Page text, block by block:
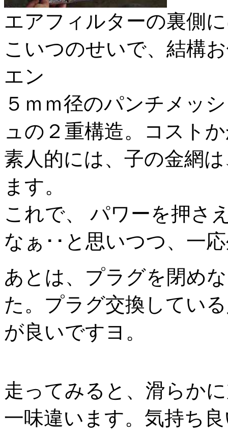
エアフィルターの裏側
こいつのせいで、結構
エン
５ｍｍ径のパンチメッ
ュの２重構造。コスト
素人的には、子の金網
ます。
これで、 パワーを押さ
なぁ･･と思いつつ、一
あとは、プラグを閉め
た。プラグ交換してい
が良いですヨ。
走ってみると、滑らか
一味違います。気持ち